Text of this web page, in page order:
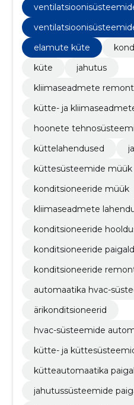
elamute küte
küte
jahutus
kliimaseadmete
kütte- ja
hoonete
küttelahendused
küttesüsteemide müük
konditsioneeride müük
kliimaseadmete
konditsioneeride
konditsioneeride
konditsioneeride
automaatika hvac-
ärikonditsioneerid
hvac-süsteemide
kütte- ja
kütteautomaatika
jahutussüsteemide